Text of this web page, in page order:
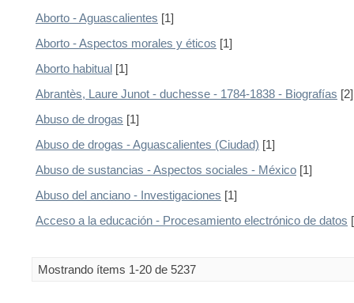
Aborto - Aguascalientes [1]
Aborto - Aspectos morales y éticos [1]
Aborto habitual [1]
Abrantès, Laure Junot - duchesse - 1784-1838 - Biografías [2]
Abuso de drogas [1]
Abuso de drogas - Aguascalientes (Ciudad) [1]
Abuso de sustancias - Aspectos sociales - México [1]
Abuso del anciano - Investigaciones [1]
Acceso a la educación - Procesamiento electrónico de datos
Mostrando ítems 1-20 de 5237